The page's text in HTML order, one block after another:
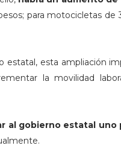
para motocicletas de
esta ampliación
la movilidad
al gobierno estatal